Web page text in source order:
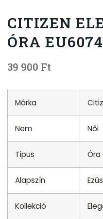
CITIZEN
ÓRA
39 900 Ft
Márka
Nem Női
Típus Óra
Alapszín
Kollekció